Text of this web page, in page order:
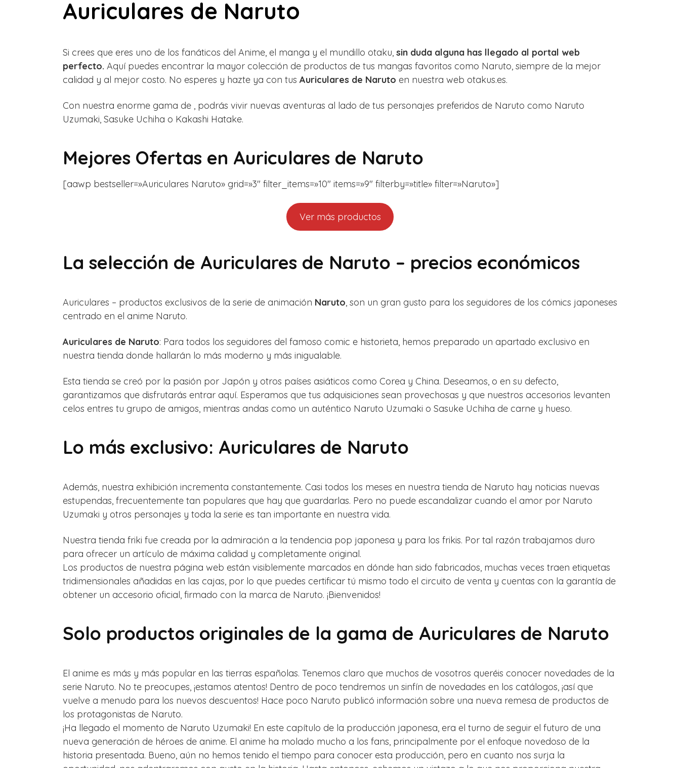
Auriculares de Naruto
Si crees que eres uno de los fanáticos del Anime, el manga y el mundillo otaku, sin duda alguna has llegado al portal web
perfecto. Aquí puedes encontrar la mayor colección de productos de tus mangas favoritos como Naruto, siempre de la mejor
calidad y al mejor costo. No esperes y hazte ya con tus Auriculares de Naruto en nuestra web otakus.es.
Con nuestra enorme gama de , podrás vivir nuevas aventuras al lado de tus personajes preferidos de Naruto como Naruto
Uzumaki, Sasuke Uchiha o Kakashi Hatake.
Mejores Ofertas en Auriculares de Naruto
[aawp bestseller=»Auriculares Naruto» grid=»3″ filter_items=»10″ items=»9″ filterby=»title» filter=»Naruto»]
Ver más productos
La selección de Auriculares de Naruto – precios económicos
Auriculares – productos exclusivos de la serie de animación Naruto, son un gran gusto para los seguidores de los cómics japoneses
centrado en el anime Naruto.
Auriculares de Naruto: Para todos los seguidores del famoso comic e historieta, hemos preparado un apartado exclusivo en
nuestra tienda donde hallarán lo más moderno y más inigualable.
Esta tienda se creó por la pasión por Japón y otros países asiáticos como Corea y China. Deseamos, o en su defecto,
garantizamos que disfrutarás entrar aquí. Esperamos que tus adquisiciones sean provechosas y que nuestros accesorios levanten
celos entres tu grupo de amigos, mientras andas como un auténtico Naruto Uzumaki o Sasuke Uchiha de carne y hueso.
Lo más exclusivo: Auriculares de Naruto
Además, nuestra exhibición incrementa constantemente. Casi todos los meses en nuestra tienda de Naruto hay noticias nuevas
estupendas, frecuentemente tan populares que hay que guardarlas. Pero no puede escandalizar cuando el amor por Naruto
Uzumaki y otros personajes y toda la serie es tan importante en nuestra vida.
Nuestra tienda friki fue creada por la admiración a la tendencia pop japonesa y para los frikis. Por tal razón trabajamos duro
para ofrecer un artículo de máxima calidad y completamente original.
Los productos de nuestra página web están visiblemente marcados en dónde han sido fabricados, muchas veces traen etiquetas
tridimensionales añadidas en las cajas, por lo que puedes certificar tú mismo todo el circuito de venta y cuentas con la garantía de
obtener un accesorio oficial, firmado con la marca de Naruto. ¡Bienvenidos!
Solo productos originales de la gama de Auriculares de Naruto
El anime es más y más popular en las tierras españolas. Tenemos claro que muchos de vosotros queréis conocer novedades de la
serie Naruto. No te preocupes, ¡estamos atentos! Dentro de poco tendremos un sinfín de novedades en los catálogos, ¡así que
vuelve a menudo para los nuevos descuentos! Hace poco Naruto publicó información sobre una nueva remesa de productos de
los protagonistas de Naruto.
¡Ha llegado el momento de Naruto Uzumaki! En este capítulo de la producción japonesa, era el turno de seguir el futuro de una
nueva generación de héroes de anime. El anime ha molado mucho a los fans, principalmente por el enfoque novedoso de la
historia presentada. Bueno, aún no hemos tenido el tiempo para conocer esta producción, pero en cuanto nos surja la